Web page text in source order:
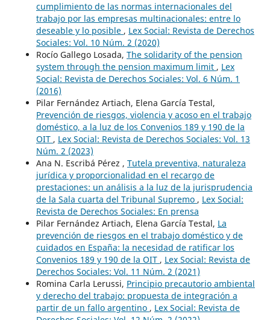
cumplimiento de las normas internacionales del
trabajo por las empresas multinacionales: entre lo
deseable y lo posible , Lex Social: Revista de Derechos
Sociales: Vol. 10 Núm. 2 (2020)
Rocío Gallego Losada, The solidarity of the pension
system through the pension maximum limit , Lex
Social: Revista de Derechos Sociales: Vol. 6 Núm. 1
(2016)
Pilar Fernández Artiach, Elena García Testal,
Prevención de riesgos, violencia y acoso en el trabajo
doméstico, a la luz de los Convenios 189 y 190 de la
OIT , Lex Social: Revista de Derechos Sociales: Vol. 13
Núm. 2 (2023)
Ana N. Escribá Pérez , Tutela preventiva, naturaleza
jurídica y proporcionalidad en el recargo de
prestaciones: un análisis a la luz de la jurisprudencia
de la Sala cuarta del Tribunal Supremo , Lex Social:
Revista de Derechos Sociales: En prensa
Pilar Fernández Artiach, Elena García Testal, La
prevención de riesgos en el trabajo doméstico y de
cuidados en España: la necesidad de ratificar los
Convenios 189 y 190 de la OIT , Lex Social: Revista de
Derechos Sociales: Vol. 11 Núm. 2 (2021)
Romina Carla Lerussi, Principio precautorio ambiental
y derecho del trabajo: propuesta de integración a
partir de un fallo argentino , Lex Social: Revista de